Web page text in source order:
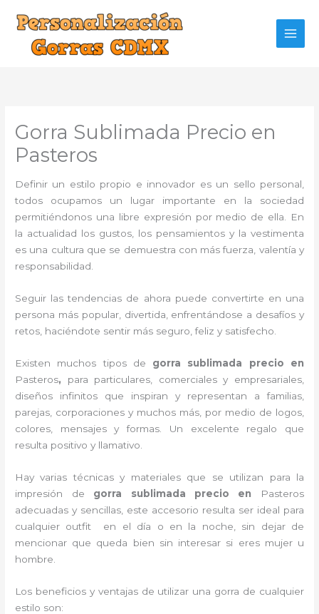
contenido
Gorra Sublimada Precio en
Pasteros
Definir un estilo propio e innovador es un sello personal,
todos ocupamos un lugar importante en la sociedad
permitiéndonos una libre expresión por medio de ella. En
la actualidad los gustos, los pensamientos y la vestimenta
es una cultura que se demuestra con más fuerza, valentía y
responsabilidad.
Seguir las tendencias de ahora puede convertirte en una
persona más popular, divertida, enfrentándose a desafíos y
retos, haciéndote sentir más seguro, feliz y satisfecho.
Existen muchos tipos de gorra sublimada precio en
Pasteros, para particulares, comerciales y empresariales,
diseños infinitos que inspiran y representan a familias,
parejas, corporaciones y muchos más, por medio de logos,
colores, mensajes y formas. Un excelente regalo que
resulta positivo y llamativo.
Hay varias técnicas y materiales que se utilizan para la
impresión de gorra sublimada precio en
Pasteros
adecuadas y sencillas, este accesorio resulta ser ideal para
cualquier outfit en el día o en la noche, sin dejar de
mencionar que queda bien sin interesar si eres mujer u
hombre.
Los beneficios y ventajas de utilizar una gorra de cualquier
estilo son: